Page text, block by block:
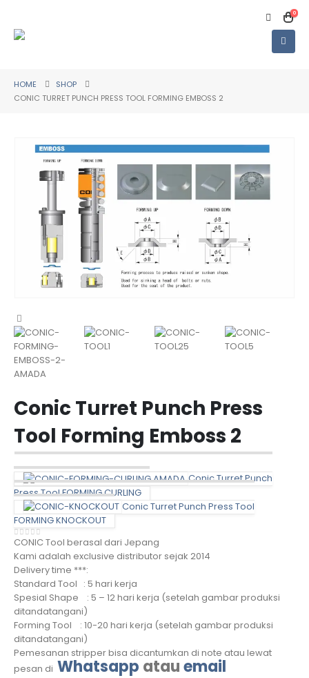
0
HOME
SHOP
CONIC TURRET PUNCH PRESS TOOL FORMING EMBOSS 2
Conic Turret Punch Press
Tool Forming Emboss 2
Conic Turret Punch
Press Tool FORMING CURLING
Conic Turret Punch Press Tool
FORMING KNOCKOUT
0out of 5
CONIC Tool berasal dari Jepang
Kami adalah exclusive distributor sejak 2014
Delivery time ***:
Standard Tool : 5 hari kerja
Spesial Shape : 5 – 12 hari kerja (setelah gambar produksi
ditandatangani)
Forming Tool : 10-20 hari kerja (setelah gambar produksi
ditandatangani)
Pemesanan stripper bisa dicantumkan di note atau lewat
pesan di Whatsapp atauemail